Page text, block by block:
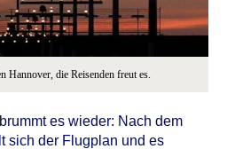
Hannover, die Reisenden freut es.
es wieder: Nach dem
sich der Flugplan und es